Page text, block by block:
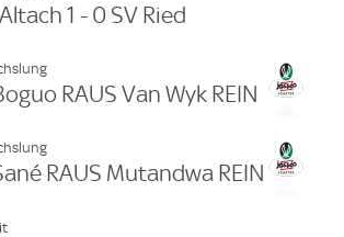
1 - 0 SV Ried
RAUS Van Wyk REIN
RAUS Mutandwa REIN